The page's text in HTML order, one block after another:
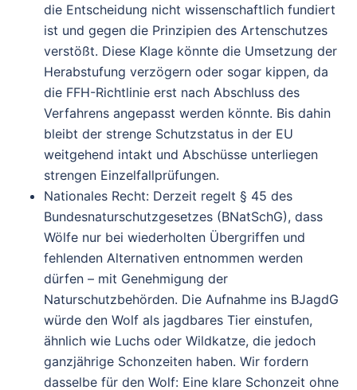
die Entscheidung nicht wissenschaftlich fundiert
ist und gegen die Prinzipien des Artenschutzes
verstößt. Diese Klage könnte die Umsetzung der
Herabstufung verzögern oder sogar kippen, da
die FFH-Richtlinie erst nach Abschluss des
Verfahrens angepasst werden könnte. Bis dahin
bleibt der strenge Schutzstatus in der EU
weitgehend intakt und Abschüsse unterliegen
strengen Einzelfallprüfungen.
Nationales Recht: Derzeit regelt § 45 des
Bundesnaturschutzgesetzes (BNatSchG), dass
Wölfe nur bei wiederholten Übergriffen und
fehlenden Alternativen entnommen werden
dürfen – mit Genehmigung der
Naturschutzbehörden. Die Aufnahme ins BJagdG
würde den Wolf als jagdbares Tier einstufen,
ähnlich wie Luchs oder Wildkatze, die jedoch
ganzjährige Schonzeiten haben. Wir fordern
dasselbe für den Wolf: Eine klare Schonzeit ohne